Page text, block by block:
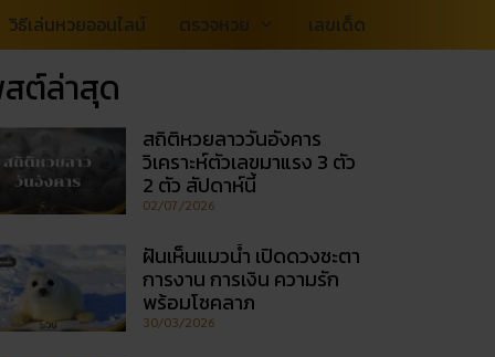
วิธีเล่นหวยออนไลน์ ตรวจหวย เลขเด็ด
ต์ล่าสุด
สถิติหวยลาววันอังคาร
วิเคราะห์ตัวเลขมาแรง 3 ตัว
2 ตัว สัปดาห์นี้
02/07/2026
ฝันเห็นแมวน้ำ เปิดดวงชะตา
การงาน การเงิน ความรัก
พร้อมโชคลาภ
30/03/2026